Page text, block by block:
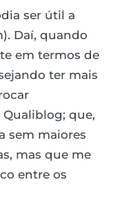
ser útil a
Daí, quando
em termos de
ter mais
que,
sem maiores
mas que me
entre os